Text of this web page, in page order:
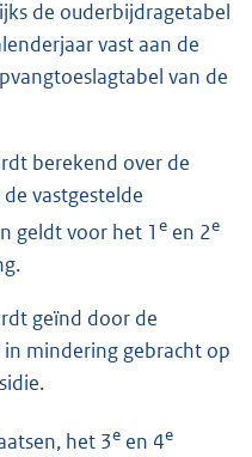
de ouderbijdragetabel
vast aan de
van de
berekend over de
vastgestelde
geldt voor het 1 e en 2e
geïnd door de
mindering gebracht op
het 3e en 4e